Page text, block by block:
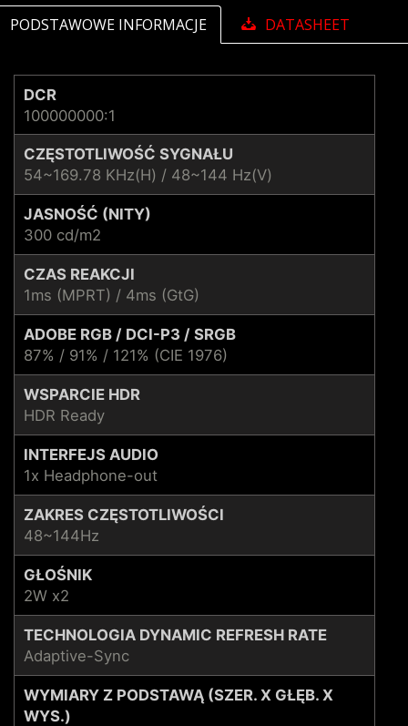
PODSTAWOWE INFORMACJE DATASHEET
DCR
100000000:1
CZĘSTOTLIWOŚĆ SYGNAŁU
54~169.78 KHz(H) / 48~144 Hz(V)
JASNOŚĆ (NITY)
300 cd/m2
CZAS REAKCJI
1ms (MPRT) / 4ms (GtG)
ADOBE RGB / DCI-P3 / SRGB
87% / 91% / 121% (CIE 1976)
WSPARCIE HDR
HDR Ready
INTERFEJS AUDIO
1x Headphone-out
ZAKRES CZĘSTOTLIWOŚCI
48~144Hz
GŁOŚNIK
2W x2
TECHNOLOGIA DYNAMIC REFRESH RATE
Adaptive-Sync
WYMIARY Z PODSTAWĄ (SZER. X GŁĘB. X
WYS.)